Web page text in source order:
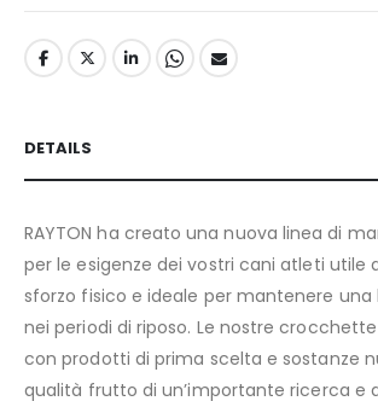
DETAILS
RAYTON ha creato una nuova linea di
per le esigenze dei vostri cani atleti utile
sforzo fisico e ideale per mantenere
nei periodi di riposo. Le nostre
con prodotti di prima scelta e sostanze
qualità frutto di un’importante ricerca e